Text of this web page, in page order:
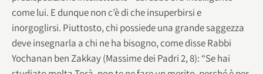
come lui. E dunque non c’è di che insuperbirsi e
inorgoglirsi. Piuttosto, chi possiede una grande saggezza
deve insegnarla a chi ne ha bisogno, come disse Rabbi
Yochanan ben Zakkay (Massime dei Padri 2, 8): “Se hai